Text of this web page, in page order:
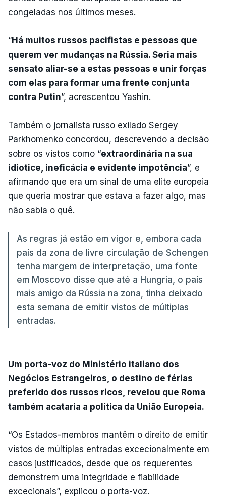
congeladas nos últimos meses.
“Há muitos russos pacifistas e pessoas que
querem ver mudanças na Rússia. Seria mais
sensato aliar-se a estas pessoas e unir forças
com elas para formar uma frente conjunta
contra Putin”, acrescentou Yashin.
Também o jornalista russo exilado Sergey
Parkhomenko concordou, descrevendo a decisão
sobre os vistos como “extraordinária na sua
idiotice, ineficácia e evidente impotência”, e
afirmando que era um sinal de uma elite europeia
que queria mostrar que estava a fazer algo, mas
não sabia o quê.
As regras já estão em vigor e, embora cada
país da zona de livre circulação de Schengen
tenha margem de interpretação, uma fonte
em Moscovo disse que até a Hungria, o país
mais amigo da Rússia na zona, tinha deixado
esta semana de emitir vistos de múltiplas
entradas.
Um porta-voz do Ministério italiano dos
Negócios Estrangeiros, o destino de férias
preferido dos russos ricos, revelou que Roma
também acataria a política da União Europeia.
“Os Estados-membros mantêm o direito de emitir
vistos de múltiplas entradas excecionalmente em
casos justificados, desde que os requerentes
demonstrem uma integridade e fiabilidade
excecionais”, explicou o porta-voz.